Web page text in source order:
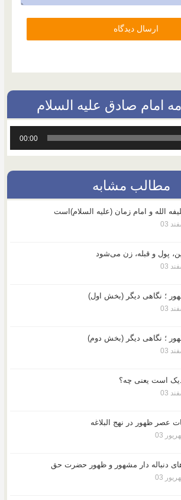
امام صادق علیه السلام
00:00
مطالب مشابه
الله و امام زمان (علیه السلام)است
پول و قبله، زن می‌شود
؛ نگاهی دیگر (بخش اول)
؛ نگاهی دیگر (بخش دوم)
است یعنی چه؟
عصر ظهور در نهج البلاغه
دنباله دار مشهور و ظهور حضرت حق